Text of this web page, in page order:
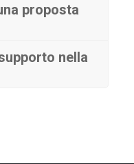
proposta
nella